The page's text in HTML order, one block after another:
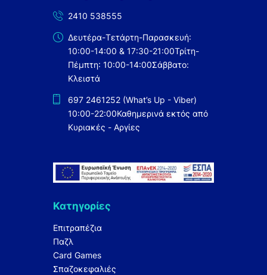
2410 538555
Δευτέρα-Τετάρτη-Παρασκευή:
10:00-14:00 & 17:30-21:00Τρίτη-
Πέμπτη: 10:00-14:00Σάββατο:
Κλειστά
697 2461252 (What’s Up - Viber)
10:00-22:00Καθημερινά εκτός από
Κυριακές - Αργίες
Κατηγορίες
Επιτραπέζια
Παζλ
Card Games
Σπαζοκεφαλιές